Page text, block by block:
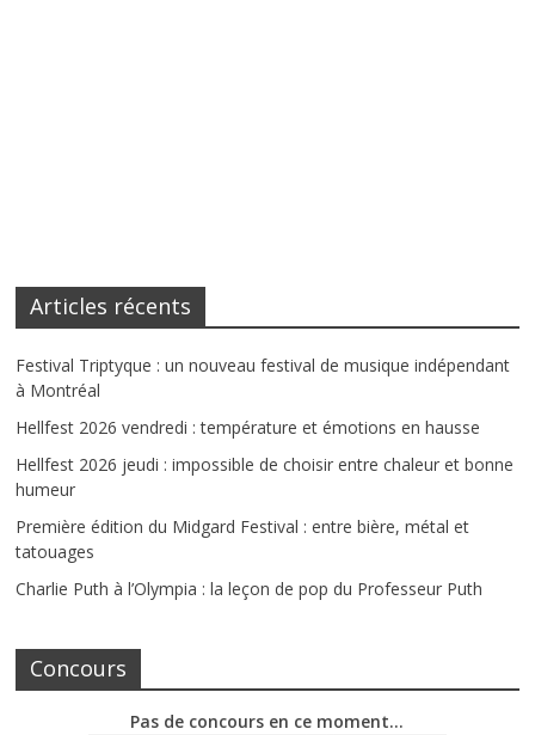
Articles récents
Festival Triptyque : un nouveau festival de musique indépendant
à Montréal
Hellfest 2026 vendredi : température et émotions en hausse
Hellfest 2026 jeudi : impossible de choisir entre chaleur et bonne
humeur
Première édition du Midgard Festival : entre bière, métal et
tatouages
Charlie Puth à l’Olympia : la leçon de pop du Professeur Puth
Concours
Pas de concours en ce moment…